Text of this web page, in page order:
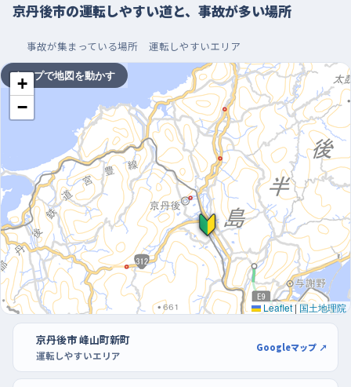
入る。下りは思ったより速度がのり、信号もないので、坂に入る手
前でしっかり速度を落としてから交差点へ進むと安心だよ。同じ
く弥栄町国久や峰山町鱒留のように、下りながら交差点や直線
が続く道も、早めのブレーキを心がけて。
朝いちばんの混み合う時間を避け、駐車はマインやコ
メリの広い区画で
事故が集まりやすいのは朝の通勤・買い物が重なる時間帯で、逆
に日中では早朝がいちばん落ち着いている。曜日でいうと金曜と
火曜に交通が集中しやすいので、練習を始めたばかりのうちは水
曜や木曜の、朝の混雑がひと段落した頃を選ぶと気持ちに余裕
が持てる。駐車の練習は、峰山ショッピングセンターマインの区画
が広く、白線もはっきりしていて距離感をつかみやすい。もう一か
所、コメリハード&グリーン峰山店も出入りがしやすいので、バッ
クでの駐車と切り返しを繰り返すのに向いている。買い物客の少
ない時間を狙って、ゆっくり試してみて。
京丹後市の運転しやすい道と、事故が多い場所
事故が集まっている場所 運転しやすいエリア
+
−
Leaflet | 国土地理院
タップで地図を動かす
京丹後市 峰山町新町
運転しやすいエリア
Googleマップ ↗